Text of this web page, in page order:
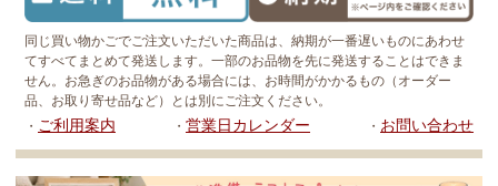
同じ買い物かごでご注文いただいた商品は、納期が一番遅いものにあわせ
てすべてまとめて発送します。一部のお品物を先に発送することはできま
せん。お急ぎのお品物がある場合には、お時間がかかるもの（オーダー
品、お取り寄せ品など）とは別にご注文ください。
・ ご利用案内 ・ 営業日カレンダー ・ お問い合わせ